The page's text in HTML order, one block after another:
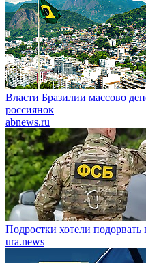
Власти Бразилии массово
россиянок
abnews.ru
Подростки хотели
ura.news